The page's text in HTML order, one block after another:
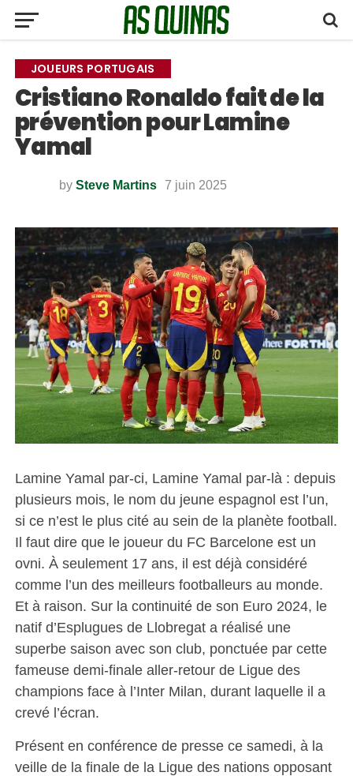
JOUEURS PORTUGAIS
Cristiano Ronaldo fait de la
prévention pour Lamine
Yamal
by Steve Martins 7 juin 2025
Lamine Yamal par-ci, Lamine Yamal par-là : depuis
plusieurs mois, le nom du jeune espagnol est l’un,
si ce n’est le plus cité au sein de la planète football.
Il faut dire que le joueur du FC Barcelone est un
ovni. À seulement 17 ans, il est déjà considéré
comme l’un des meilleurs footballeurs au monde.
Et à raison. Sur la continuité de son Euro 2024, le
natif d’Esplugues de Llobregat a réalisé une
superbe saison avec son club, ponctuée par cette
fameuse demi-finale aller-retour de Ligue des
champions face à l’Inter Milan, durant laquelle il a
crevé l’écran.
Présent en conférence de presse ce samedi, à la
veille de la finale de la Ligue des nations opposant